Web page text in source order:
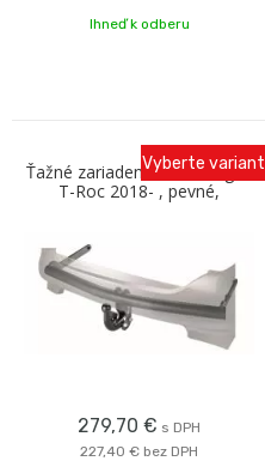
Ihneď k odberu
Ťažné zariadenie Volkswagen
T-Roc 2018- , pevné,
Westfalia
279,70 € s DPH
227,40 € bez DPH
Vyberte variant